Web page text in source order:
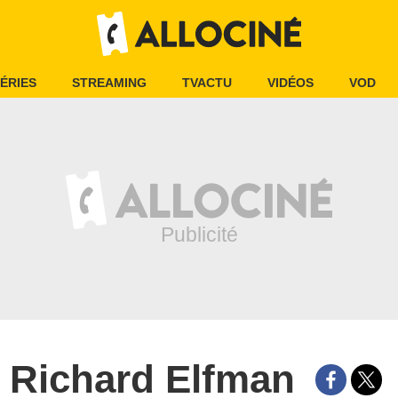
STREAMING TVACTU VIDÉOS VOD
Richard Elfman